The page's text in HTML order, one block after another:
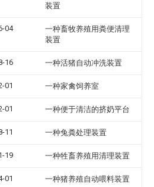
装置
04
一种畜牧养殖用粪便清理
装置
16 一种活猪自动冲洗装置
01 一种家禽饲养室
01 一种便于清洁的挤奶平台
11 一种兔粪处理装置
19 一种牲畜养殖用清理装置
01 一种猪养殖自动喂料装置